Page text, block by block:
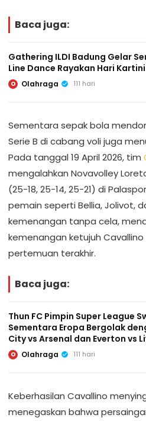
Baca juga:
Gathering ILDI Badung Gelar
Line Dance Rayakan Hari
O Olahraga 111 hari
Sementara sepak bola
Serie B di cabang voli juga
Pada tanggal 19 April 2026, tim
mengalahkan Novavolley
(25-18, 25-14, 25-21) di
pemain seperti Bellia, Jolivot,
kemenangan tanpa cela,
kemenangan ketujuh
pertemuan terakhir.
Baca juga:
Thun FC Pimpin Super League
Sementara Eropa Bergolak
City vs Arsenal dan Everton vs
O Olahraga 111 hari
Keberhasilan Cavallino
menegaskan bahwa